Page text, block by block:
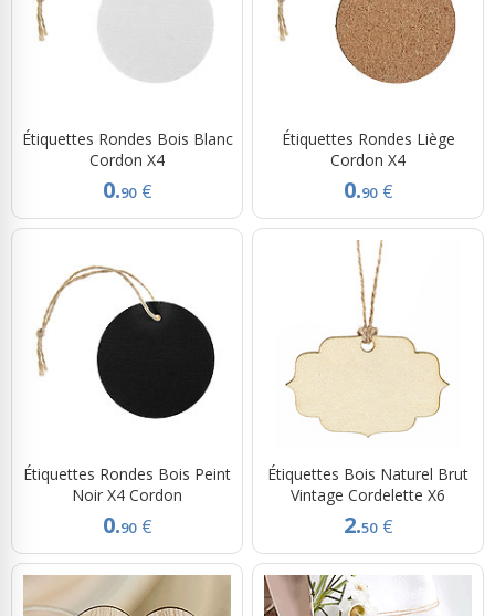
Étiquettes Rondes Bois Blanc
Cordon X4
0.90 €
Étiquettes Rondes Liège
Cordon X4
0.90 €
Étiquettes Rondes Bois Peint
Noir X4 Cordon
0.90 €
Étiquettes Bois Naturel Brut
Vintage Cordelette X6
2.50 €